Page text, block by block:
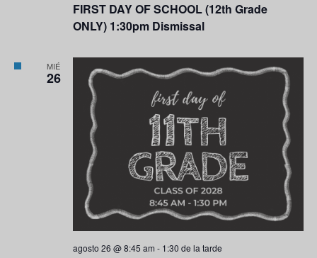
FIRST DAY OF SCHOOL (12th Grade
ONLY) 1:30pm Dismissal
MIÉ
26
agosto 26 @ 8:45 am - 1:30 de la tarde